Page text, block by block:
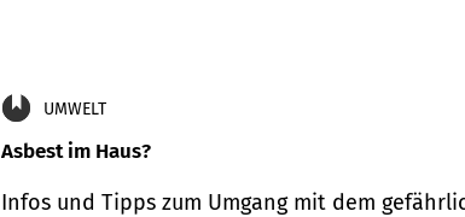
UMWELT
Asbest im Haus?
Infos und Tipps zum Um­gang mit dem